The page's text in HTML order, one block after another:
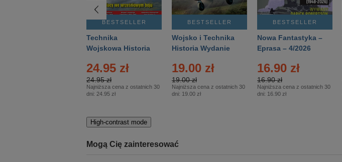
BESTSELLER
Technika
Wojskowa Historia
24.95 zł
24.95 zł
Najniższa cena z ostatnich 30
dni: 24.95 zł
BESTSELLER
Wojsko i Technika
Historia Wydanie
– 2/2026
19.00 zł
19.00 zł
Najniższa cena z ostatnich 30
dni: 19.00 zł
BESTSELLER
Nowa Fantastyka –
Eprasa – 4/2026
16.90 zł
16.90 zł
Najniższa cena z ostatnich 30
dni: 16.90 zł
High-contrast mode
Mogą Cię zainteresować